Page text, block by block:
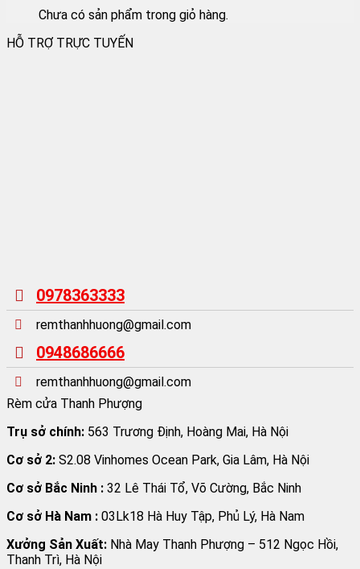
Chưa có sản phẩm trong giỏ hàng.
HỖ TRỢ TRỰC TUYẾN
0978363333
remthanhhuong@gmail.com
0948686666
remthanhhuong@gmail.com
Rèm cửa Thanh Phượng
Trụ sở chính: 563 Trương Định, Hoàng Mai, Hà Nội
Cơ sở 2: S2.08 Vinhomes Ocean Park, Gia Lâm, Hà Nội
Cơ sở Bắc Ninh : 32 Lê Thái Tổ, Võ Cường, Bắc Ninh
Cơ sở Hà Nam : 03Lk18 Hà Huy Tập, Phủ Lý, Hà Nam
Xưởng Sản Xuất: Nhà May Thanh Phượng – 512 Ngọc Hồi,
Thanh Trì, Hà Nội